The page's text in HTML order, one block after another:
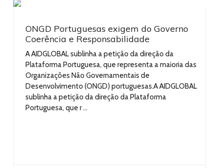
ONGD Portuguesas exigem do Governo
Coerência e Responsabilidade
A AIDGLOBAL sublinha a petição da direção da
Plataforma Portuguesa, que representa a maioria das
Organizações Não Governamentais de
Desenvolvimento (ONGD) portuguesas.A AIDGLOBAL
sublinha a petição da direção da Plataforma
Portuguesa, que r ...